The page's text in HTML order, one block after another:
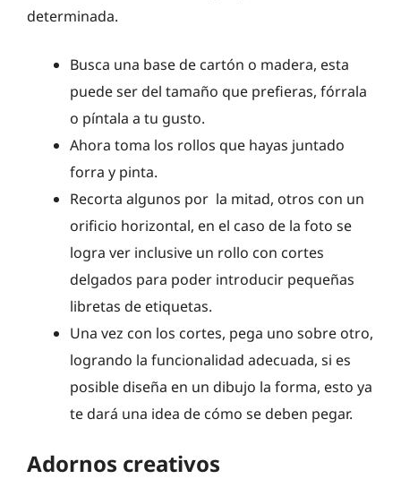
determinada.
Busca una base de cartón o madera, esta
puede ser del tamaño que prefieras, fórrala
o píntala a tu gusto.
Ahora toma los rollos que hayas juntado
forra y pinta.
Recorta algunos por la mitad, otros con un
orificio horizontal, en el caso de la foto se
logra ver inclusive un rollo con cortes
delgados para poder introducir pequeñas
libretas de etiquetas.
Una vez con los cortes, pega uno sobre otro,
logrando la funcionalidad adecuada, si es
posible diseña en un dibujo la forma, esto ya
te dará una idea de cómo se deben pegar.
Adornos creativos